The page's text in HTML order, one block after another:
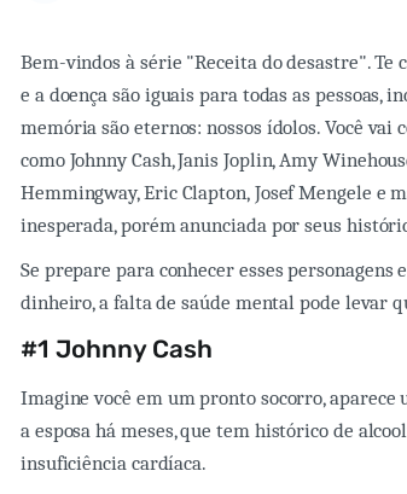
Bem-vindos à série "Receita do desastre". Te
e a doença são iguais para todas as pessoas,
memória são eternos: nossos ídolos. Você vai
como Johnny Cash, Janis Joplin, Amy
Hemmingway, Eric Clapton, Josef Mengele e
inesperada, porém anunciada por seus
Se prepare para conhecer esses personagens
dinheiro, a falta de saúde mental pode levar
#1 Johnny Cash
Imagine você em um pronto socorro,
a esposa há meses, que tem histórico de
insuficiência cardíaca.